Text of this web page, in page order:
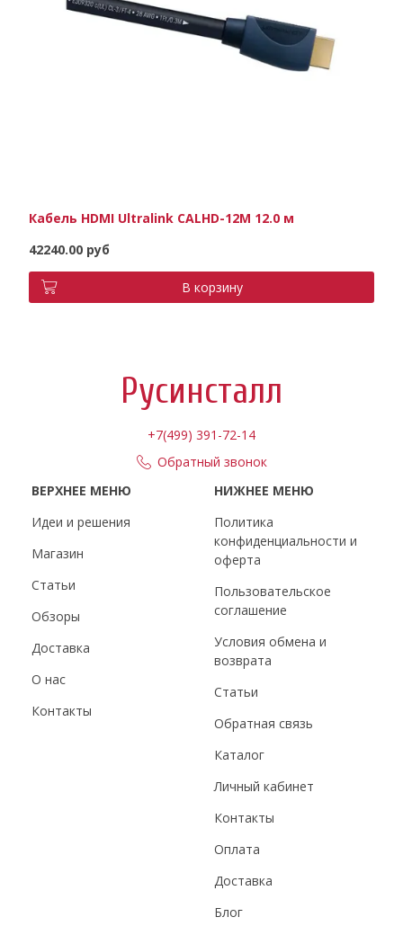
Кабель HDMI Ultralink CALHD-12M 12.0 м
42240.00 руб
В корзину
Русинсталл
+7(499) 391-72-14
Обратный звонок
ВЕРХНЕЕ МЕНЮ
Идеи и решения
Магазин
Статьи
Обзоры
Доставка
О нас
Контакты
НИЖНЕЕ МЕНЮ
Политика
конфиденциальности и
оферта
Пользовательское
соглашение
Условия обмена и
возврата
Статьи
Обратная связь
Каталог
Личный кабинет
Контакты
Оплата
Доставка
Блог